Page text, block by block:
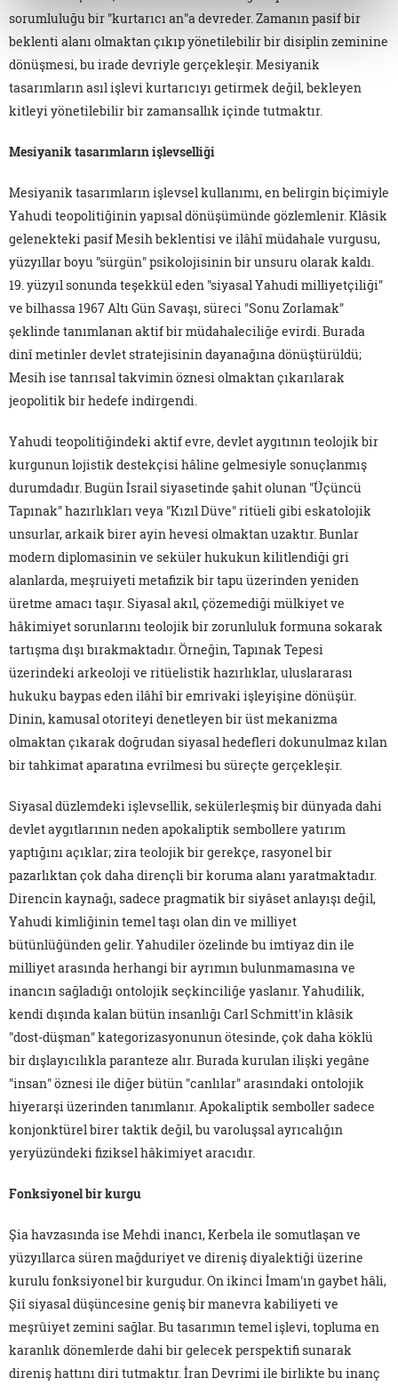
sorumluluğu bir "kurtarıcı an"a devreder. Zamanın pasif bir
beklenti alanı olmaktan çıkıp yönetilebilir bir disiplin zeminine
dönüşmesi, bu irade devriyle gerçekleşir. Mesiyanik
tasarımların asıl işlevi kurtarıcıyı getirmek değil, bekleyen
kitleyi yönetilebilir bir zamansallık içinde tutmaktır.
Mesiyanik tasarımların işlevselliği
Mesiyanik tasarımların işlevsel kullanımı, en belirgin biçimiyle
Yahudi teopolitiğinin yapısal dönüşümünde gözlemlenir. Klâsik
gelenekteki pasif Mesih beklentisi ve ilâhî müdahale vurgusu,
yüzyıllar boyu "sürgün" psikolojisinin bir unsuru olarak kaldı.
19. yüzyıl sonunda teşekkül eden "siyasal Yahudi milliyetçiliği"
ve bilhassa 1967 Altı Gün Savaşı, süreci "Sonu Zorlamak"
şeklinde tanımlanan aktif bir müdahaleciliğe evirdi. Burada
dinî metinler devlet stratejisinin dayanağına dönüştürüldü;
Mesih ise tanrısal takvimin öznesi olmaktan çıkarılarak
jeopolitik bir hedefe indirgendi.
Yahudi teopolitiğindeki aktif evre, devlet aygıtının teolojik bir
kurgunun lojistik destekçisi hâline gelmesiyle sonuçlanmış
durumdadır. Bugün İsrail siyasetinde şahit olunan "Üçüncü
Tapınak" hazırlıkları veya "Kızıl Düve" ritüeli gibi eskatolojik
unsurlar, arkaik birer ayin hevesi olmaktan uzaktır. Bunlar
modern diplomasinin ve seküler hukukun kilitlendiği gri
alanlarda, meşruiyeti metafizik bir tapu üzerinden yeniden
üretme amacı taşır. Siyasal akıl, çözemediği mülkiyet ve
hâkimiyet sorunlarını teolojik bir zorunluluk formuna sokarak
tartışma dışı bırakmaktadır. Örneğin, Tapınak Tepesi
üzerindeki arkeoloji ve ritüelistik hazırlıklar, uluslararası
hukuku baypas eden ilâhî bir emrivaki işleyişine dönüşür.
Dinin, kamusal otoriteyi denetleyen bir üst mekanizma
olmaktan çıkarak doğrudan siyasal hedefleri dokunulmaz kılan
bir tahkimat aparatına evrilmesi bu süreçte gerçekleşir.
Siyasal düzlemdeki işlevsellik, sekülerleşmiş bir dünyada dahi
devlet aygıtlarının neden apokaliptik sembollere yatırım
yaptığını açıklar; zira teolojik bir gerekçe, rasyonel bir
pazarlıktan çok daha dirençli bir koruma alanı yaratmaktadır.
Direncin kaynağı, sadece pragmatik bir siyâset anlayışı değil,
Yahudi kimliğinin temel taşı olan din ve milliyet
bütünlüğünden gelir. Yahudiler özelinde bu imtiyaz din ile
milliyet arasında herhangi bir ayrımın bulunmamasına ve
inancın sağladığı ontolojik seçkinciliğe yaslanır. Yahudilik,
kendi dışında kalan bütün insanlığı Carl Schmitt'in klâsik
"dost-düşman" kategorizasyonunun ötesinde, çok daha köklü
bir dışlayıcılıkla paranteze alır. Burada kurulan ilişki yegâne
"insan" öznesi ile diğer bütün "canlılar" arasındaki ontolojik
hiyerarşi üzerinden tanımlanır. Apokaliptik semboller sadece
konjonktürel birer taktik değil, bu varoluşsal ayrıcalığın
yeryüzündeki fiziksel hâkimiyet aracıdır.
Fonksiyonel bir kurgu
Şia havzasında ise Mehdi inancı, Kerbela ile somutlaşan ve
yüzyıllarca süren mağduriyet ve direniş diyalektiği üzerine
kurulu fonksiyonel bir kurgudur. On ikinci İmam'ın gaybet hâli,
Şiî siyasal düşüncesine geniş bir manevra kabiliyeti ve
meşrûiyet zemini sağlar. Bu tasarımın temel işlevi, topluma en
karanlık dönemlerde dahi bir gelecek perspektifi sunarak
direniş hattını diri tutmaktır. İran Devrimi ile birlikte bu inanç